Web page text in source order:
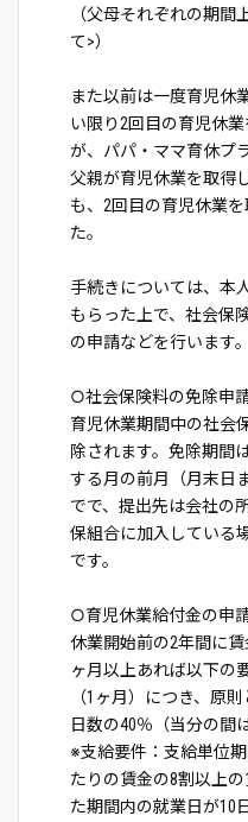
（父母それぞれの期間
て>）
また以前は一度育児休
い限り2回目の育児休
が、パパ・ママ育休プ
父親が育児休業を取得
も、2回目の育児休業
た。
手続きについては、本
もらった上で、社会保
の申請などを行います。
○社会保険料の免除申
育児休業期間中の社会
除されます。免除期間
する月の前月（月末日
でで、提出先は会社の
保組合に加入している
です。
○育児休業給付金の申
休業開始前の2年間に
ヶ月以上あれば以下の
（1ヶ月）につき、原
日数の40％（当分の間
※支給要件：支給単位
たりの賃金の8割以上
た期間内の就業日が10